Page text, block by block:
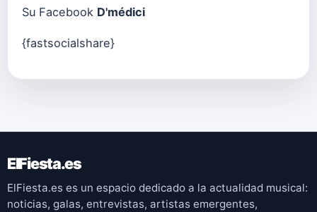
Su Facebook D'médici
{fastsocialshare}
ElFiesta.es
ElFiesta.es es un espacio dedicado a la actualidad musical:
noticias, galas, entrevistas, artistas emergentes,